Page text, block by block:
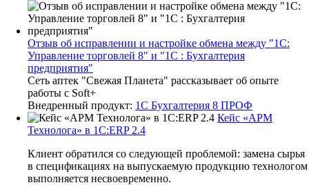
Отзыв об исправлении и настройке обмена между "1С:
Управление торговлей 8" и "1С : Бухгалтерия
предприятия"
Сеть аптек "Свежая Планета" рассказывает об опыте
работы с Soft+
Внедренный продукт: 1С Бухгалтерия 8 ПРОФ
Кейс «АРМ
Технолога» в 1С:ERP 2.4
Клиент обратился со следующей проблемой: замена сырья
в спецификациях на выпускаемую продукцию технологом
выполняется несвоевременно.